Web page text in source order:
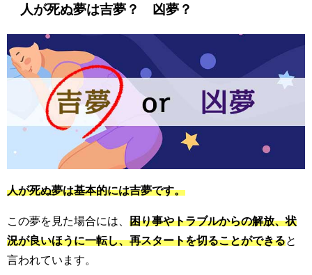
人が死ぬ夢は吉夢？ 凶夢？
人が死ぬ夢は基本的には吉夢です。
この夢を見た場合には、 困り事やトラブルからの解放、状
況が良いほうに一転し、再スタートを切ることができると
言われています。